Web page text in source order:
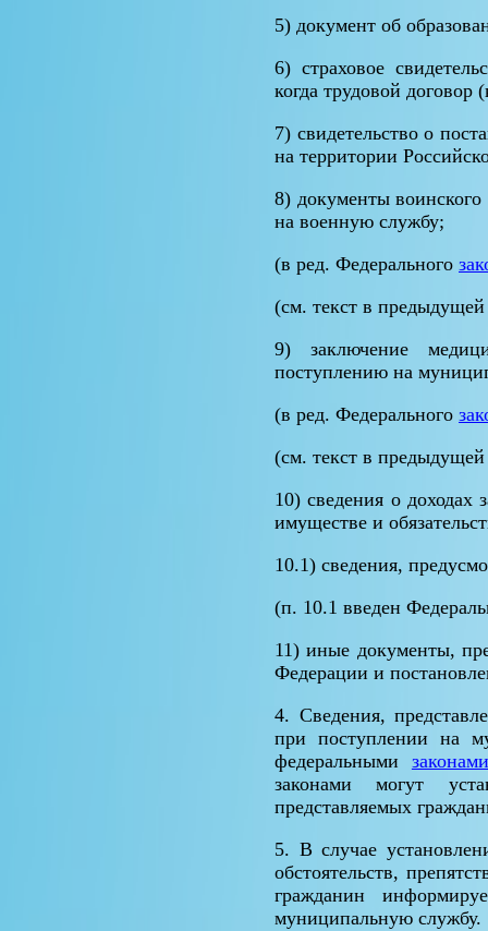
5) документ об
6) страховое
когда трудовой договор
7) свидетельство о
на территории
8) документы
на военную службу;
(в ред. Федерального
(см. текст в
9) заключение
поступлению на
(в ред. Федерального
(см. текст в
10) сведения о
имуществе и
10.1) сведения,
(п. 10.1 введен
11) иные документы,
Федерации и
4. Сведения,
при поступлении на
федеральными законами
законами могут
представляемых
5. В случае
обстоятельств,
гражданин
муниципальную службу.